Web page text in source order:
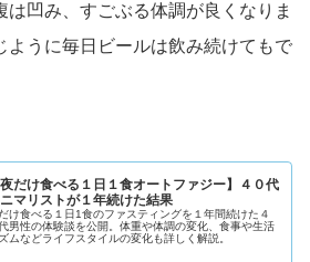
は凹み、すごぶる体調が良くなりま
ように毎日ビールは飲み続けてもで
夜だけ食べる１日１食オートファジー】４０代
ニマリストが１年続けた結果
け食べる１日1食のファスティングを１年間続けた４
男性の体験談を公開。体重や体調の変化、食事や生活
ムなどライフスタイルの変化も詳しく解説。